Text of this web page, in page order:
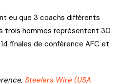
eu que 3 coachs différents
trois hommes représentent 30
finales de conférence AFC et
Steelers Wire (USA